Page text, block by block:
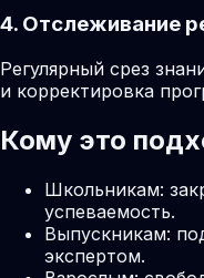
4. Отслеживание
Регулярный срез
и корректировка
Кому это
Школьникам:
успеваемость.
Выпускникам:
экспертом.